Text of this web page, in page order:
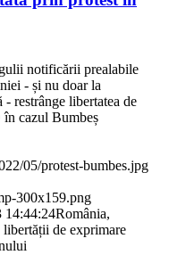
notificării prealabile
- și nu doar la
restrânge libertatea de
cazul Bumbeș
05/protest-bumbes.jpg
300x159.png
14:44:24România,
de exprimare